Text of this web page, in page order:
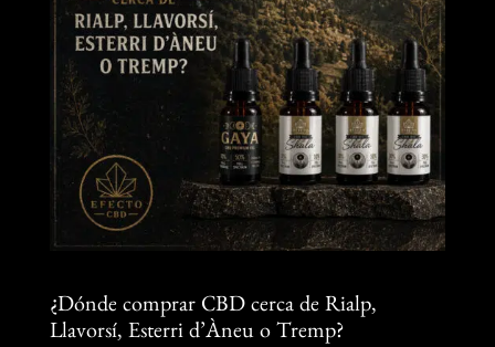
¿Dónde comprar CBD cerca de Rialp,
Llavorsí, Esterri d’Àneu o Tremp?